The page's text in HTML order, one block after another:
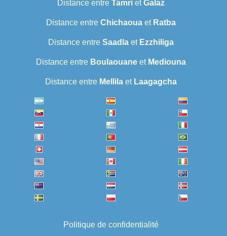
Distance entre Tamri etGalaz
Distance entre Chichaoua et Ratba
Distance entre Saadla et Ezzhiliga
Distance entre Boulaouane et Mediouna
Distance entre Mellila et Laagagcha
Politique de confidentialité